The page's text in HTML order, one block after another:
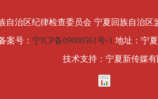
自治区纪律检查委员会 宁夏回族自治区
案号： 宁ICP备09000561号-1 地址：宁
技术支持：宁夏新传媒有